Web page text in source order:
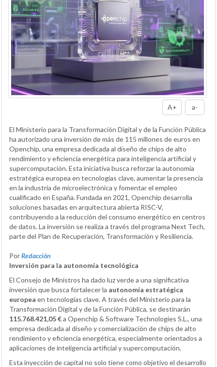
A+ a-
El Ministerio para la Transformación Digital y de la Función Pública
ha autorizado una inversión de más de 115 millones de euros en
Openchip, una empresa dedicada al diseño de chips de alto
rendimiento y eficiencia energética para inteligencia artificial y
supercomputación. Esta iniciativa busca reforzar la autonomía
estratégica europea en tecnologías clave, aumentar la presencia
en la industria de microelectrónica y fomentar el empleo
cualificado en España. Fundada en 2021, Openchip desarrolla
soluciones basadas en arquitectura abierta RISC-V,
contribuyendo a la reducción del consumo energético en centros
de datos. La inversión se realiza a través del programa Next Tech,
parte del Plan de Recuperación, Transformación y Resiliencia.
PorRedacción
Inversión para la autonomía tecnológica
El Consejo de Ministros ha dado luz verde a una significativa
inversión que busca fortalecer la autonomía estratégica
europea en tecnologías clave. A través del Ministerio para la
Transformación Digital y de la Función Pública, se destinarán
115.768.421,05 €a Openchip & Software Technologies S.L., una
empresa dedicada al diseño y comercialización de chips de alto
rendimiento y eficiencia energética, especialmente orientados a
aplicaciones de inteligencia artificial y supercomputación.
Esta inyección de capital no solo tiene como objetivo el desarrollo